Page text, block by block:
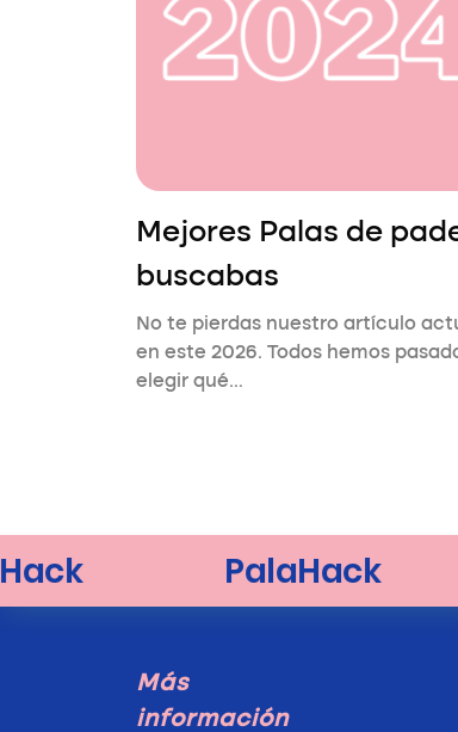
Mejores Palas de
buscabas
No te pierdas nuestro artículo
en este 2026. Todos hemos
elegir qué…
Más
información